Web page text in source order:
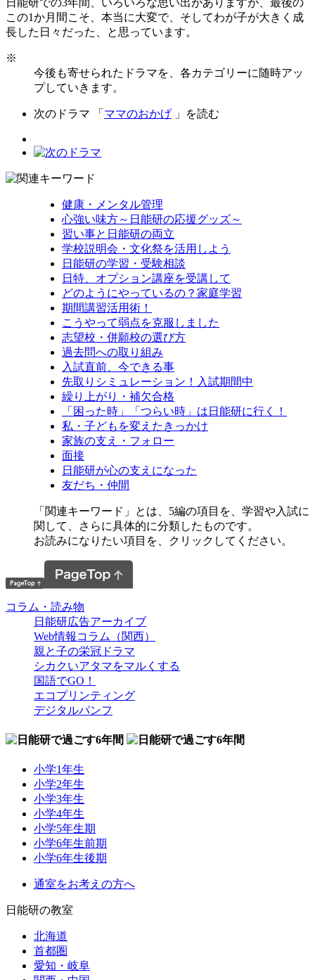
この1か月間こそ、本当に大変で、そしてわが子が大きく成
長した日々だった、と思っています。
※
今後も寄せられたドラマを、各カテゴリーに随時アッ
プしていきます。
次のドラマ 「 ママのおかげ 」を読む
健康・メンタル管理
心強い味方～日能研の応援グッズ～
習い事と日能研の両立
学校説明会・文化祭を活用しよう
日能研の学習・受験相談
日特、オプション講座を受講して
どのようにやっているの？家庭学習
期間講習活用術！
こうやって弱点を克服しました
志望校・併願校の選び方
過去問への取り組み
入試直前、今できる事
先取りシミュレーション！入試期間中
繰り上がり・補欠合格
「困った時」「つらい時」は日能研に行く！
私・子どもを変えたきっかけ
家族の支え・フォロー
面接
日能研が心の支えになった
友だち・仲間
「関連キーワード」とは、5編の項目を、学習や入試に
関して、さらに具体的に分類したものです。
お読みになりたい項目を、クリックしてください。
コラム・読み物
日能研広告アーカイブ
Web情報コラム（関西）
親と子の栄冠ドラマ
シカクいアタマをマルくする
国語でGO！
エコプリンティング
デジタルパンフ
小学1年生
小学2年生
小学3年生
小学4年生
小学5年生期
小学6年生前期
小学6年生後期
通室をお考えの方へ
日能研の教室
北海道
首都圏
愛知・岐阜